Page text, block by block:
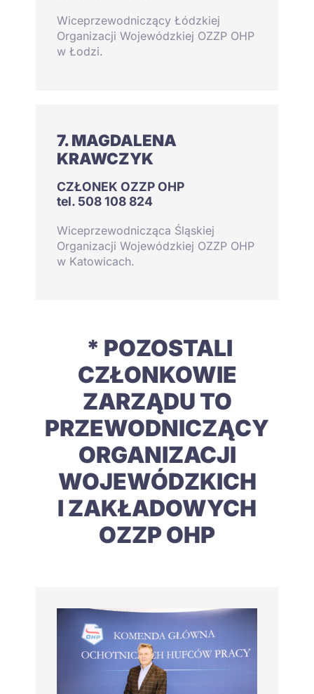
Wiceprzewodniczący Łódzkiej
Organizacji Wojewódzkiej OZZP OHP
w Łodzi.
7. MAGDALENA
KRAWCZYK
CZŁONEK OZZP OHP
tel. 508 108 824
Wiceprzewodnicząca Śląskiej
Organizacji Wojewódzkiej OZZP OHP
w Katowicach.
* POZOSTALI
CZŁONKOWIE
ZARZĄDU TO
PRZEWODNICZĄCY
ORGANIZACJI
WOJEWÓDZKICH
I ZAKŁADOWYCH
OZZP OHP